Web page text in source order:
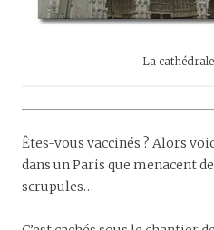
La
Êtes-vous vaccinés ? Alors
dans un Paris que menacent
scrupules…